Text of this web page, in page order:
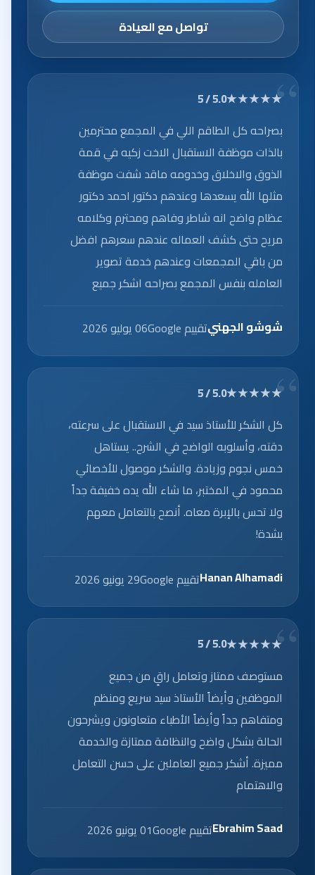
تواصل مع العيادة
★★★★★
5.0 / 5
بصراحه كل الطاقم اللي في المجمع محترمين
بالذات موظفة الاستقبال الاخت زكيه في قمة
الذوق والاخلاق وخدومه ماقد شفت موظفة
مثلها الله يسعدها وعندهم دكتور احمد دكتور
عظام واضح انه شاطر وفاهم ومحترم وكلامه
مريح حتى كشف العماله عندهم سعرهم افضل
من باقي المجمعات وعندهم خدمة تصوير
العامله بنفس المجمع بصراحه اشكر جميع
شوشو الجهنيتقييم Google 06 يوليو 2026
★★★★★
5.0 / 5
كل الشكر للأستاذ سيد في الاستقبال على سرعته،
دقته، وأسلوبه الواضح في الشرح.. يستاهل
خمس نجوم وزيادة. والشكر موصول للأخصائي
محمود في المختبر، ما شاء الله يده خفيفة جداً
ولا تحس بالإبرة معاه. أنصح بالتعامل معهم
بشدة!
Hanan Alhamadiتقييم Google 29 يونيو 2026
★★★★★
5.0 / 5
مستوصف ممتاز وتعامل راقٍ من جميع
الموظفين وأيضاً الأستاذ سيد سريع ومنظم
ومتفاهم جداً وأيضاً الأطباء متعاونون ويشرحون
الحالة بشكل واضح والنظافة ممتازة والخدمة
مميزة. أشكر جميع العاملين على حسن التعامل
والاهتمام
Ebrahim Saadتقييم Google 01 يونيو 2026